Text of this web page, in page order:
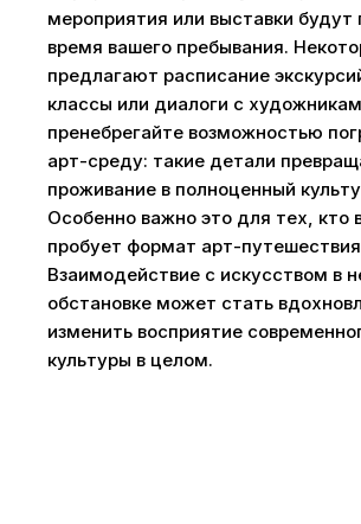
мероприятия или выставки будут
время вашего пребывания.
предлагают расписание
классы или диалоги с
пренебрегайте возможностью
арт-среду: такие детали
проживание в полноценный
Особенно важно это для тех, кто
пробует формат арт-
Взаимодействие с искусством в
обстановке может стать
изменить восприятие
культуры в целом.